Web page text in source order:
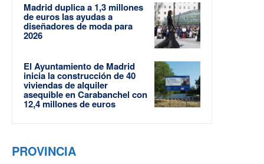
Madrid duplica a 1,3 millones
de euros las ayudas a
diseñadores de moda para
2026
El Ayuntamiento de Madrid
inicia la construcción de 40
viviendas de alquiler
asequible en Carabanchel con
12,4 millones de euros
PROVINCIA